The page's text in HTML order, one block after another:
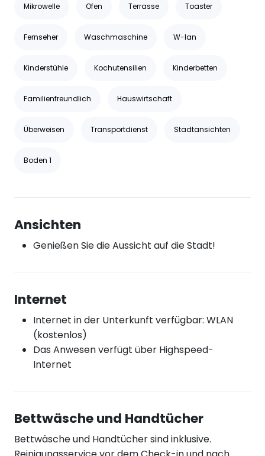
Mikrowelle Ofen Terrasse Toaster
Fernseher Waschmaschine W-lan
Kinderstühle Kochutensilien Kinderbetten
Familienfreundlich Hauswirtschaft
Überweisen Transportdienst Stadtansichten
Boden 1
Ansichten
Genießen Sie die Aussicht auf die Stadt!
Internet
Internet in der Unterkunft verfügbar: WLAN
(kostenlos)
Das Anwesen verfügt über Highspeed-
Internet
Bettwäsche und Handtücher
Bettwäsche und Handtücher sind inklusive.